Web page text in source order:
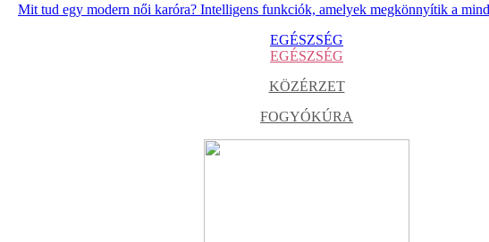
Mit tud egy modern női karóra? Intelligens funkciók, amelyek megkönnyítik a
EGÉSZSÉG
EGÉSZSÉG
KÖZÉRZET
FOGYÓKÚRA